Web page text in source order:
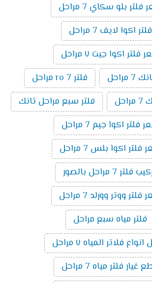
بلو سكاي 7 مراحل
فلتر اكوا لايف 7 مراحل
فلتر اكوا جيت ٧ مراحل
فلتر ro 7 مراحل
فلتر سبع مراحل تانك
فلتر اكوا جيم 7 مراحل
اكوا بلس 7 مراحل
فلتر 7 مراحل بالصور
ووتر وورلد 7 مراحل
فلتر مياه سبع مراحل
فلاتر المياه ٧ مراحل
غيار فلتر مياه 7 مراحل